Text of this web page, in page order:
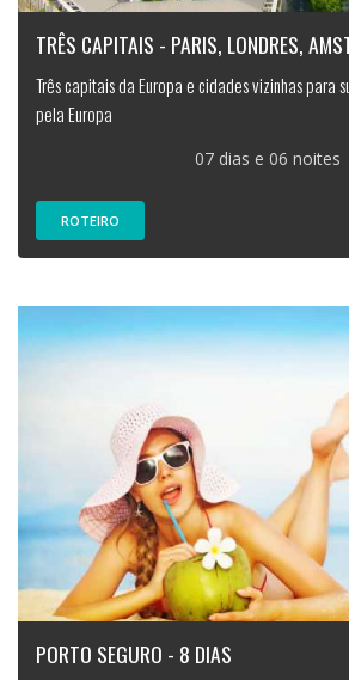
TRÊS CAPITAIS - PARIS, LONDRES,
Três capitais da Europa e cidades vizinhas para
pela Europa
07 dias e 06 noites
ROTEIRO
PORTO SEGURO - 8 DIAS